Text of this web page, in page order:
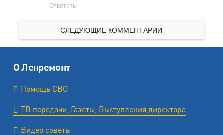
Ответить
СЛЕДУЮЩИЕ КОММЕНТАРИИ
О Ленремонт
Помощь СВО
ТВ передачи, Газеты, Выступления директора
Видео советы